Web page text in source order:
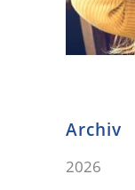
Archiv
2026